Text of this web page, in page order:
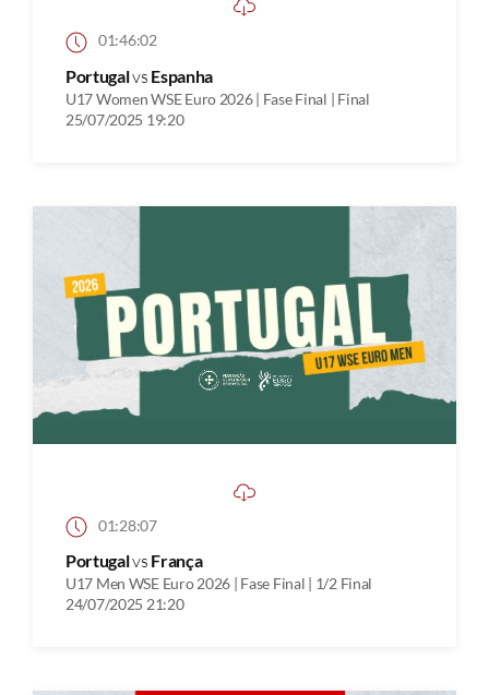
01:46:02
Portugalvs Espanha
U17 Women WSE Euro 2026 | Fase Final | Final
25/07/2025 19:20
01:28:07
Portugalvs França
U17 Men WSE Euro 2026 | Fase Final | 1/2 Final
24/07/2025 21:20